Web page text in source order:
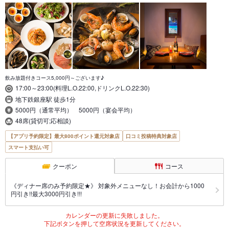
飲み放題付きコース5,000円～ございます♪
17:00～23:00(料理L.O.22:00,ドリンクL.O.22:30)
地下鉄銀座駅 徒歩1分
5000円（通常平均） 5000円（宴会平均）
48席(貸切可;応相談)
【アプリ予約限定】最大800ポイント還元対象店
口コミ投稿特典対象店
スマート支払い可
クーポン コース
《ディナー席のみ予約限定★》 対象外メニューなし！お会計から1000
円引き!!最大3000円引き!!!
カレンダーの更新に失敗しました。
下記ボタンを押して空席状況を更新してください。